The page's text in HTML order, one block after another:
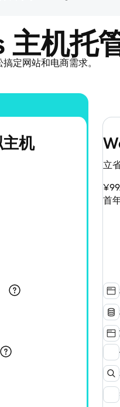
主机托
定网站和电商需求。
机
立
首